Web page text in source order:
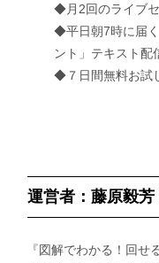
◆月2回のライブ
◆平日朝7時に届
ント」テキスト配
◆７日間無料お試
運営者：藤原毅
『図解でわかる！回せ